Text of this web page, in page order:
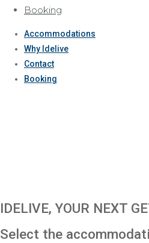
Booking
Accommodations
Why Idelive
Contact
Booking
IDELIVE, YOUR NEXT
Select the